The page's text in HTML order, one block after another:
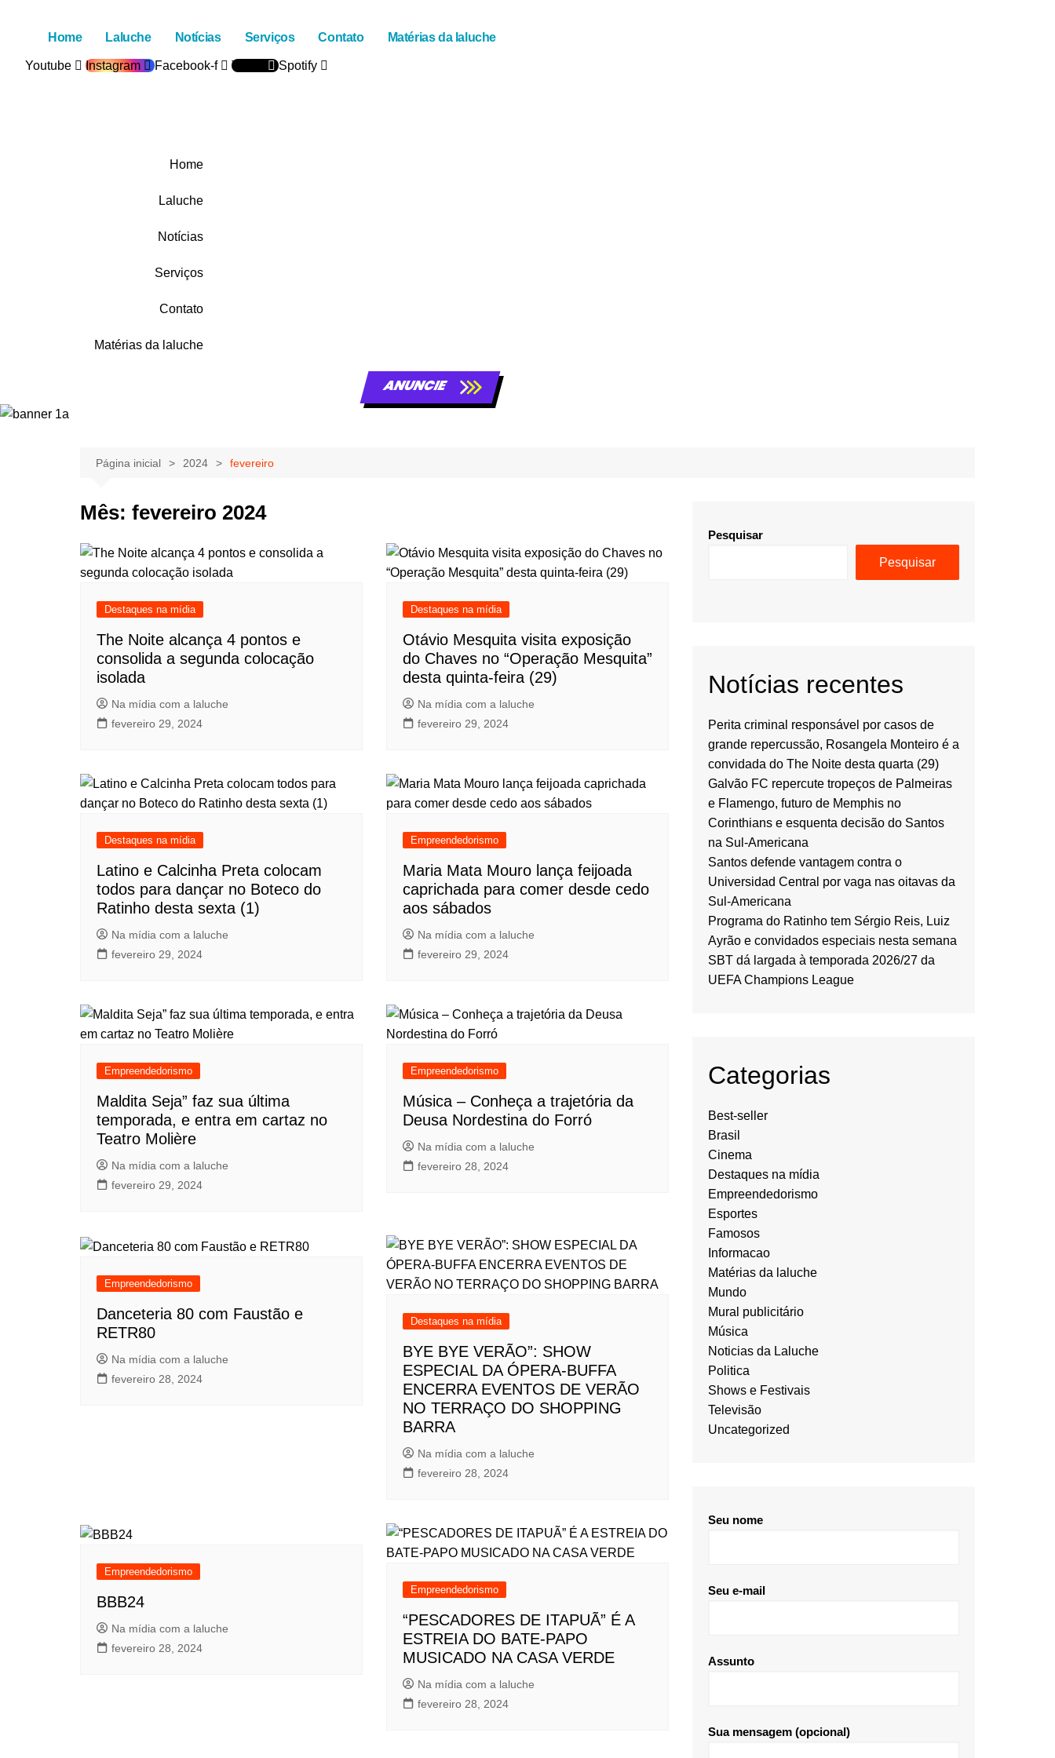
Home Laluche Notícias Serviços Contato Matérias da laluche
Youtube Instagram Facebook-f Tiktok Spotify
Home
Laluche
Notícias
Serviços
Contato
Matérias da laluche
ANUNCIE
Página inicial 2024 fevereiro
Mês: fevereiro 2024
Destaques na mídia
The Noite alcança 4 pontos e
consolida a segunda colocação
isolada
Na mídia com a laluche
fevereiro 29, 2024
Destaques na mídia
Otávio Mesquita visita exposição
do Chaves no “Operação Mesquita”
desta quinta-feira (29)
Na mídia com a laluche
fevereiro 29, 2024
Destaques na mídia
Latino e Calcinha Preta colocam
todos para dançar no Boteco do
Ratinho desta sexta (1)
Na mídia com a laluche
fevereiro 29, 2024
Empreendedorismo
Maria Mata Mouro lança feijoada
caprichada para comer desde cedo
aos sábados
Na mídia com a laluche
fevereiro 29, 2024
Empreendedorismo
Maldita Seja” faz sua última
temporada, e entra em cartaz no
Teatro Molière
Na mídia com a laluche
fevereiro 29, 2024
Empreendedorismo
Música – Conheça a trajetória da
Deusa Nordestina do Forró
Na mídia com a laluche
fevereiro 28, 2024
Empreendedorismo
Danceteria 80 com Faustão e
RETR80
Na mídia com a laluche
fevereiro 28, 2024
Destaques na mídia
BYE BYE VERÃO”: SHOW
ESPECIAL DA ÓPERA-BUFFA
ENCERRA EVENTOS DE VERÃO
NO TERRAÇO DO SHOPPING
BARRA
Na mídia com a laluche
fevereiro 28, 2024
Empreendedorismo
BBB24
Na mídia com a laluche
fevereiro 28, 2024
Empreendedorismo
“PESCADORES DE ITAPUÃ” É A
ESTREIA DO BATE-PAPO
MUSICADO NA CASA VERDE
Na mídia com a laluche
fevereiro 28, 2024
Pesquisar
Pesquisar
Notícias recentes
Perita criminal responsável por casos de
grande repercussão, Rosangela Monteiro é a
convidada do The Noite desta quarta (29)
Galvão FC repercute tropeços de Palmeiras
e Flamengo, futuro de Memphis no
Corinthians e esquenta decisão do Santos
na Sul-Americana
Santos defende vantagem contra o
Universidad Central por vaga nas oitavas da
Sul-Americana
Programa do Ratinho tem Sérgio Reis, Luiz
Ayrão e convidados especiais nesta semana
SBT dá largada à temporada 2026/27 da
UEFA Champions League
Categorias
Best-seller
Brasil
Cinema
Destaques na mídia
Empreendedorismo
Esportes
Famosos
Informacao
Matérias da laluche
Mundo
Mural publicitário
Música
Noticias da Laluche
Politica
Shows e Festivais
Televisão
Uncategorized
Seu nome
Seu e-mail
Assunto
Sua mensagem (opcional)